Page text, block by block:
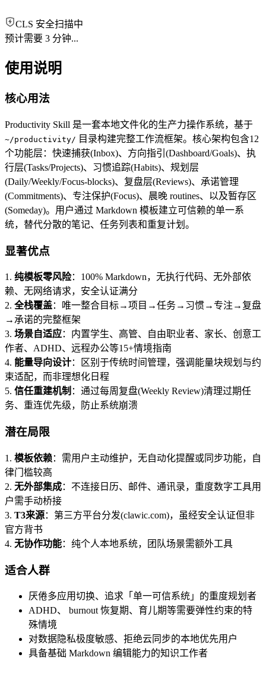
CLS 安全扫描中
预计需要 3 分钟...
使用说明
核心用法
Productivity Skill 是一套本地文件化的生产力操作系统，基于
~/productivity/ 目录构建完整工作流框架。核心架构包含12
个功能层：快速捕获(Inbox)、方向指引(Dashboard/Goals)、执
行层(Tasks/Projects)、习惯追踪(Habits)、规划层
(Daily/Weekly/Focus-blocks)、复盘层(Reviews)、承诺管理
(Commitments)、专注保护(Focus)、晨晚 routines、以及暂存区
(Someday)。用户通过 Markdown 模板建立可信赖的单一系
统，替代分散的笔记、任务列表和重复计划。
显著优点
1. 纯模板零风险：100% Markdown，无执行代码、无外部依
赖、无网络请求，安全认证满分
2. 全栈覆盖：唯一整合目标→项目→任务→习惯→专注→复盘
→承诺的完整框架
3. 场景自适应：内置学生、高管、自由职业者、家长、创意工
作者、ADHD、远程办公等15+情境指南
4. 能量导向设计：区别于传统时间管理，强调能量块规划与约
束适配，而非理想化日程
5. 信任重建机制 ：通过每周复盘(Weekly Review)清理过期任
务、重连优先级，防止系统崩溃
潜在局限
1. 模板依赖：需用户主动维护，无自动化提醒或同步功能，自
律门槛较高
2. 无外部集成：不连接日历、邮件、通讯录，重度数字工具用
户需手动桥接
3. T3来源：第三方平台分发(clawic.com)，虽经安全认证但非
官方背书
4. 无协作功能：纯个人本地系统，团队场景需额外工具
适合人群
厌倦多应用切换、追求「单一可信系统」的重度规划者
ADHD、 burnout 恢复期、育儿期等需要弹性约束的特
殊情境
对数据隐私极度敏感、拒绝云同步的本地优先用户
具备基础 Markdown 编辑能力的知识工作者